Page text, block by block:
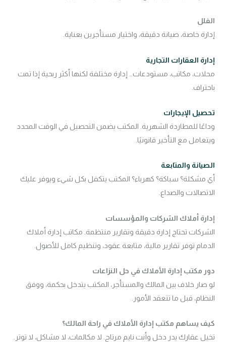
الفلل
إدارة خاصة، صيانة دقيقة، واختيار مستأجرين بعناية.
إدارة العقارات التجارية
محلات، مكاتب، مستودعات… إدارة مختلفة لكنها أكثر ربحية إذا تمت
باحتراف.
تحصيل الإيجارات
وداعًا للمطاردة الشهرية. المكتب يضمن التحصيل في الوقت المحدد
ويتعامل مع التأخير قانونيًا.
الصيانة والمتابعة
أي مشكلة؟ سباكة؟ كهرباء؟ المكتب يتكفل بكل شيء ويوفر عليك
الاتصالات والصداع.
إدارة أملاك الشركات والمؤسسات
الشركات تحتاج إدارة دقيقة وتقارير منتظمة. مكاتب إدارة أملاك
الدمام توفر تقارير مالية، متابعة عقود، وتنظيم كامل للأصول.
دور مكتب إدارة الأملاك في حل النزاعات
لو صار خلاف بين المالك والمستأجر، المكتب يتدخل بحكمة، ووفق
النظام، قبل ما تتعقد الأمور.
كيف يساهم مكتب إدارة الأملاك في راحة المالك؟
تخيل عقارك يدر دخل وأنت نايم مرتاح. لا مكالمات، لا مشاكل، لا توتر.